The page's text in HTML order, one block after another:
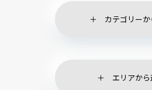
カテゴリー
エリアか